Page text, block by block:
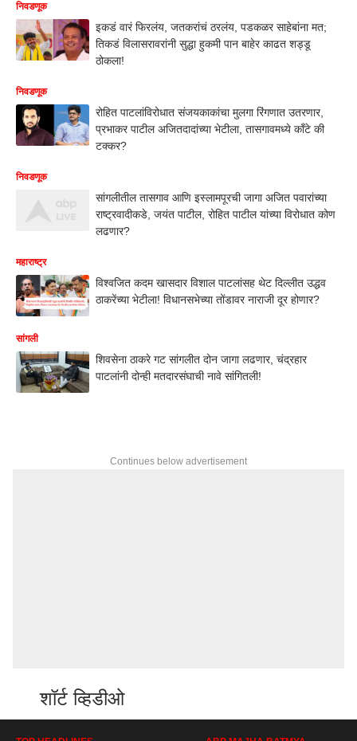
निवडणूक
इकडं वारं फिरलंय, जतकरांचं ठरलंय, पडकळर साहेबांना मत;
तिकडं विलासरावरांनी सुद्धा हुकमी पान बाहेर काढत शड्डू
ठोकला!
निवडणूक
रोहित पाटलांविरोधात संजयकाकांचा मुलगा रिंगणात उतरणार,
प्रभाकर पाटील अजितदादांच्या भेटीला, तासगावमध्ये काँटे की
टक्कर?
निवडणूक
सांगलीतील तासगाव आणि इस्लामपूरची जागा अजित पवारांच्या
राष्ट्रवादीकडे, जयंत पाटील, रोहित पाटील यांच्या विरोधात कोण
लढणार?
महाराष्ट्र
विश्वजित कदम खासदार विशाल पाटलांसह थेट दिल्लीत उद्धव
ठाकरेंच्या भेटीला! विधानसभेच्या तोंडावर नाराजी दूर होणार?
सांगली
शिवसेना ठाकरे गट सांगलीत दोन जागा लढणार, चंद्रहार
पाटलांनी दोन्ही मतदारसंघाची नावे सांगितली!
Continues below advertisement
शॉर्ट व्हिडीओ